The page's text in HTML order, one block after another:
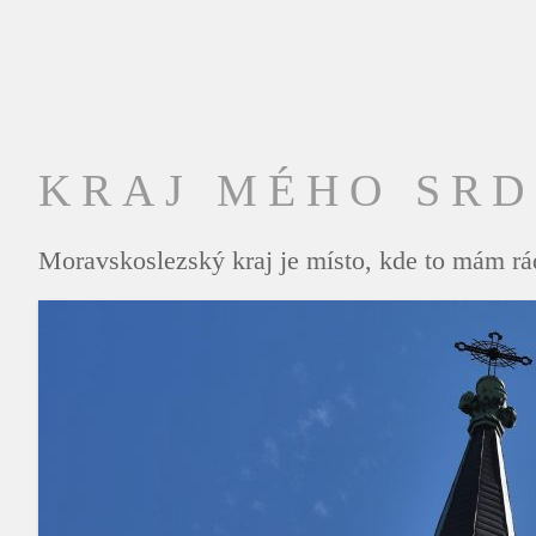
KRAJ MÉHO
Moravskoslezský kraj je místo, kde to mám